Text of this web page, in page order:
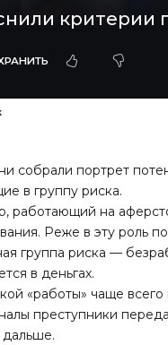
критерии
собрали портрет
в группу риска.
работающий на
Реже в эту роль
группа риска —
в деньгах.
«работы» чаще
преступники
дальше.